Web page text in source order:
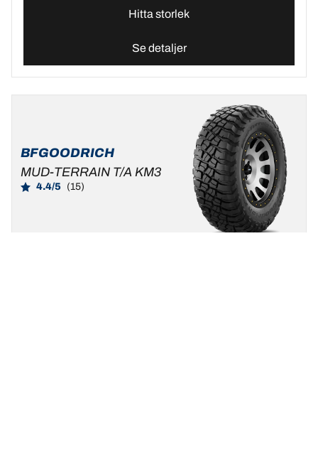
Hitta storlek
Se detaljer
BFGOODRICH
MUD-TERRAIN T/A KM3
4.4/5 (15)